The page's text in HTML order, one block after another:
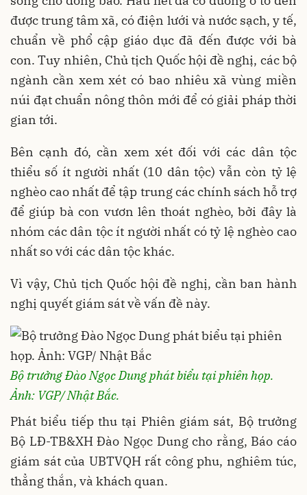
được trung tâm xã, có điện lưới và nước sạch, y tế,
chuẩn về phổ cập giáo dục đã đến được với bà
con. Tuy nhiên, Chủ tịch Quốc hội đề nghị, các bộ
ngành cần xem xét có bao nhiêu xã vùng miền
núi đạt chuẩn nông thôn mới để có giải pháp thời
gian tới.
Bên cạnh đó, cần xem xét đối với các dân tộc
thiểu số ít người nhất (10 dân tộc) vẫn còn tỷ lệ
nghèo cao nhất để tập trung các chính sách hỗ trợ
để giúp bà con vươn lên thoát nghèo, bởi đây là
nhóm các dân tộc ít người nhất có tỷ lệ nghèo cao
nhất so với các dân tộc khác.
Vì vậy, Chủ tịch Quốc hội đề nghị, cần ban hành
nghị quyết giám sát về vấn đề này.
Bộ trưởng Đào Ngọc Dung phát biểu tại phiên họp.
Ảnh: VGP/ Nhật Bắc.
Phát biểu tiếp thu tại Phiên giám sát, Bộ trưởng
Bộ LĐ-TB&XH Đào Ngọc Dung cho rằng, Báo cáo
giám sát của UBTVQH rất công phu, nghiêm túc,
thẳng thắn, và khách quan.